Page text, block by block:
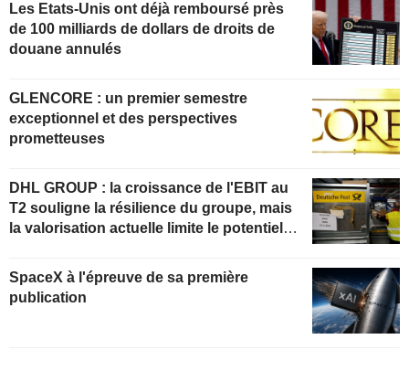
Les Etats-Unis ont déjà remboursé près
de 100 milliards de dollars de droits de
douane annulés
GLENCORE : un premier semestre
exceptionnel et des perspectives
prometteuses
DHL GROUP : la croissance de l'EBIT au
T2 souligne la résilience du groupe, mais
la valorisation actuelle limite le potentiel
SpaceX à l'épreuve de sa première
publication